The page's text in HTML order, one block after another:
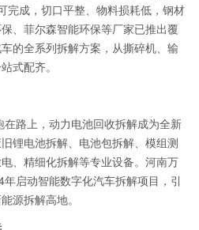
完成，切口平整、物料损耗低，钢材
、菲尔森智能环保等厂家已推出覆
的全系列拆解方案，从撕碎机、输
式配齐。
路上，动力电池回收拆解成为全新
锂电池拆解、电池包拆解、模组测
、精细化拆解等专业设备。河南万
启动智能数字化汽车拆解项目，引
源拆解高地。